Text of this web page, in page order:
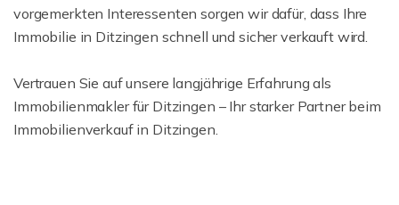
vorgemerkten Interessenten sorgen wir dafür, dass Ihre
Immobilie in Ditzingen schnell und sicher verkauft wird.
Vertrauen Sie auf unsere langjährige Erfahrung als
Immobilienmakler für Ditzingen – Ihr starker Partner beim
Immobilienverkauf in Ditzingen.